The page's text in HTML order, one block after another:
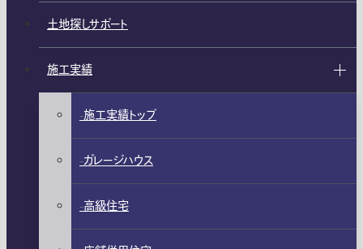
土地探しサポート
施工実績
施工実績トップ
ガレージハウス
高級住宅